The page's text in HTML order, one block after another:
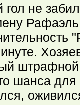
гол не
шанса